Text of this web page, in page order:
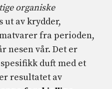
organiske
ut av krydder,
fra perioden,
nesen vår. Det er
duft med et
resultatet av